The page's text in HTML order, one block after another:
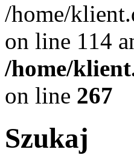
/home/
on line 114
/home/
on line 267
Szukaj